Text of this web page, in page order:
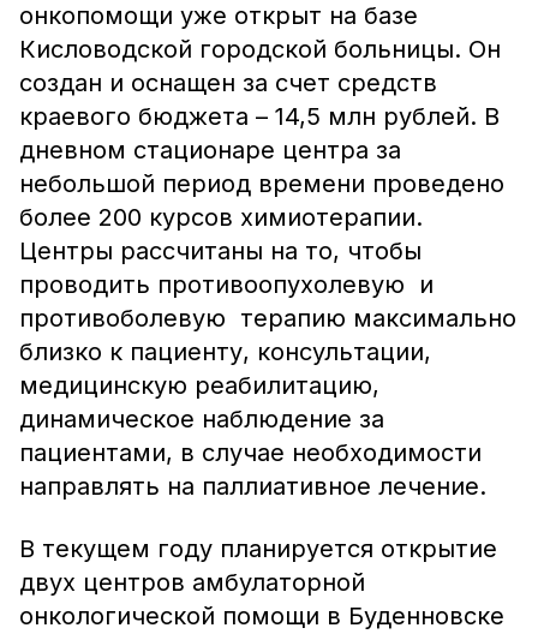
онкопомощи уже открыт на базе
Кисловодской городской больницы. Он
создан и оснащен за счет средств
краевого бюджета – 14,5 млн рублей. В
дневном стационаре центра за
небольшой период времени проведено
более 200 курсов химиотерапии.
Центры рассчитаны на то, чтобы
проводить противоопухолевую и
противоболевую терапию максимально
близко к пациенту, консультации,
медицинскую реабилитацию,
динамическое наблюдение за
пациентами, в случае необходимости
направлять на паллиативное лечение.
В текущем году планируется открытие
двух центров амбулаторной
онкологической помощи в Буденновске